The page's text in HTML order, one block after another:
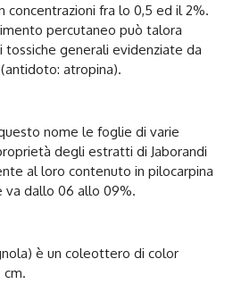
concentrazioni fra lo 0,5 ed il 2%.
percutaneo può talora
tossiche generali evidenziate da
atropina).
nome le foglie di varie
degli estratti di Jaborandi
al loro contenuto in pilocarpina
va dallo 06 allo 09%.
è un coleottero di color